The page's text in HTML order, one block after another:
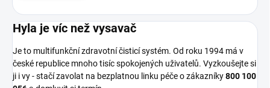
Hyla je víc než vysavač
Je to multifunkční zdravotní čisticí systém. Od roku 1994 má v
české republice mnoho tisíc spokojených uživatelů. Vyzkoušejte si
ji i vy - stačí zavolat na bezplatnou linku péče o zákazníky800 100